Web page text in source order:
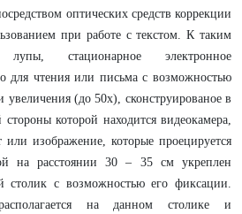
оптических средств коррекции
при работе с текстом. К таким
лупы, стационарное электронное
для чтения или письма с возможностью
(до 50х), сконструированое в
которой находится видеокамера,
изображение, которые проецируется
на расстоянии 30 – 35 см укреплен
столик с возможностью его фиксации.
на данном столике и